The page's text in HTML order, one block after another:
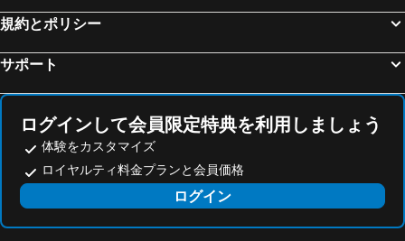
ビルバオ, バスク 宿泊施設 -
パルマ デ マリョルカ, バレアレス諸島 宿泊施設 -
規約とポリシー
サポート
ログインして会員限定特典を利用しましょう
体験をカスタマイズ
ロイヤルティ料金プランと会員価格
ログイン